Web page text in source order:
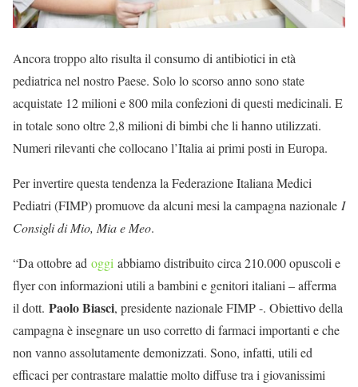
Ancora troppo alto risulta il consumo di antibiotici in età
pediatrica nel nostro Paese. Solo lo scorso anno sono state
acquistate 12 milioni e 800 mila confezioni di questi medicinali. E
in totale sono oltre 2,8 milioni di bimbi che li hanno utilizzati.
Numeri rilevanti che collocano l’Italia ai primi posti in Europa.
Per invertire questa tendenza la Federazione Italiana Medici
Pediatri (FIMP) promuove da alcuni mesi la campagna nazionale I
Consigli di Mio, Mia e Meo.
“Da ottobre ad oggi abbiamo distribuito circa 210.000 opuscoli e
flyer con informazioni utili a bambini e genitori italiani – afferma
il dott. Paolo Biasci, presidente nazionale FIMP -. Obiettivo della
campagna è insegnare un uso corretto di farmaci importanti e che
non vanno assolutamente demonizzati. Sono, infatti, utili ed
efficaci per contrastare malattie molto diffuse tra i giovanissimi